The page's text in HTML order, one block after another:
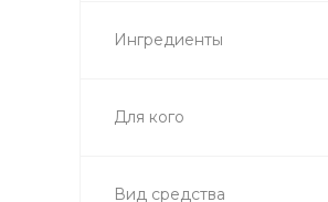
Ингредиенты
Для кого
Вид средства